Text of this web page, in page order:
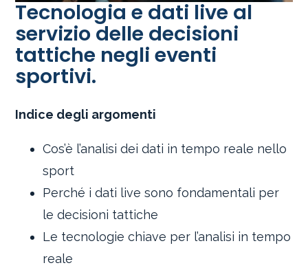
Tecnologia e dati live al
servizio delle decisioni
tattiche negli eventi
sportivi.
Indice degli argomenti
Cos’è l’analisi dei dati in tempo reale nello
sport
Perché i dati live sono fondamentali per
le decisioni tattiche
Le tecnologie chiave per l’analisi in tempo
reale